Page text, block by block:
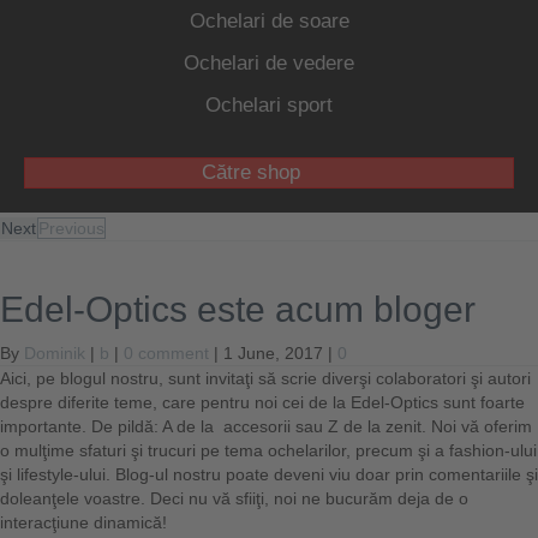
Ochelari de soare
Ochelari de vedere
Ochelari sport
Către shop
NextPrevious
Edel-Optics este acum bloger
By Dominik | b | 0 comment | 1 June, 2017 | 0
Aici, pe blogul nostru, sunt invitaţi să scrie diverşi colaboratori şi autori
despre diferite teme, care pentru noi cei de la Edel-Optics sunt foarte
importante. De pildă: A de la accesorii sau Z de la zenit. Noi vă oferim
o mulţime sfaturi şi trucuri pe tema ochelarilor, precum şi a fashion-ului
şi lifestyle-ului. Blog-ul nostru poate deveni viu doar prin comentariile şi
doleanţele voastre. Deci nu vă sfiiţi, noi ne bucurăm deja de o
interacţiune dinamică!